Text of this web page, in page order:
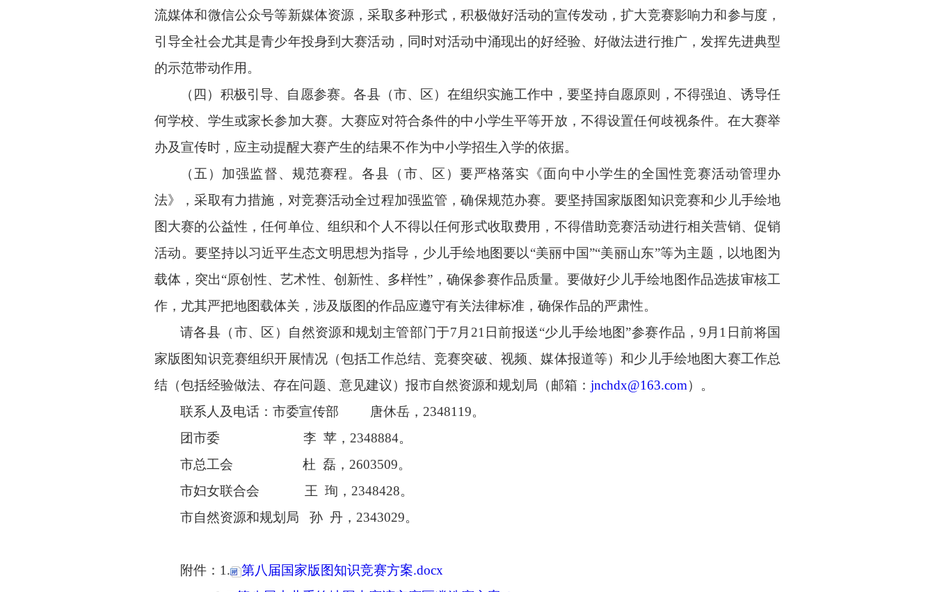
流媒体和微信公众号等新媒体资源，采取多种形式，积极做好活动的宣传发动，扩大竞赛影响力和参与度，
引导全社会尤其是青少年投身到大赛活动，同时对活动中涌现出的好经验、好做法进行推广，发挥先进典型
的示范带动作用。
（四）积极引导、自愿参赛。各县（市、区）在组织实施工作中，要坚持自愿原则，不得强迫、诱导任
何学校、学生或家长参加大赛。大赛应对符合条件的中小学生平等开放，不得设置任何歧视条件。在大赛举
办及宣传时，应主动提醒大赛产生的结果不作为中小学招生入学的依据。
（五）加强监督、规范赛程。各县（市、区） 要严格落实《面向中小学生的全国性竞赛活动管理办
法》，采取有力措施，对竞赛活动全过程加强监管，确保规范办赛。要坚持国家版图知识竞赛和少儿手绘地
图大赛的公益性，任何单位、组织和个人不得以任何形式收取费用，不得借助竞赛活动进行相关营销、促销
活动。要坚持以习近平生态文明思想为指导，少儿手绘地图要以“美丽中国”“美丽山东”等为主题，以地图为
载体，突出“原创性、艺术性、创新性、多样性”，确保参赛作品质量。要做好少儿手绘地图作品选拔审核工
作，尤其严把地图载体关，涉及版图的作品应遵守有关法律标准，确保作品的严肃性。
请各县（市、区）自然资源和规划主管部门于7月 21 日前报送“少儿手绘地图”参赛作品，9月1日前将国
家版图知识竞赛组织开展情况（包括工作总结、竞赛突破、视频、媒体报道等）和少儿手绘地图大赛工作总
结（包括经验做法、存在问题、意见建议）报市自然资源和规划局（邮箱： jnchdx@163.com）。
联系人及电话： 市委宣传部 唐休岳， 2348119。
团市委
李 苹， 2348884。
市总工会
杜 磊， 2603509。
市妇女联合会
王 珣， 2348428。
市自然资源和规划局
孙 丹， 2343029。
附件： 1.
第八届国家版图知识竞赛方案.docx